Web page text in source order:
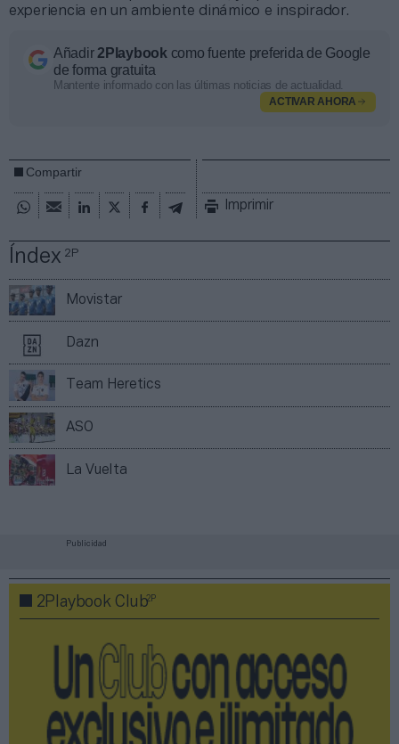
Índex2P
Movistar
Dazn
Team Heretics
ASO
La Vuelta
experiencia en un ambiente dinámico e inspirador.
Añadir2Playbook como fuente preferida de Google
de forma gratuita
Mantente informado con las últimas noticias de actualidad.
ACTIVAR AHORA
Compartir
Imprimir
Publicidad
2Playbook Club2P